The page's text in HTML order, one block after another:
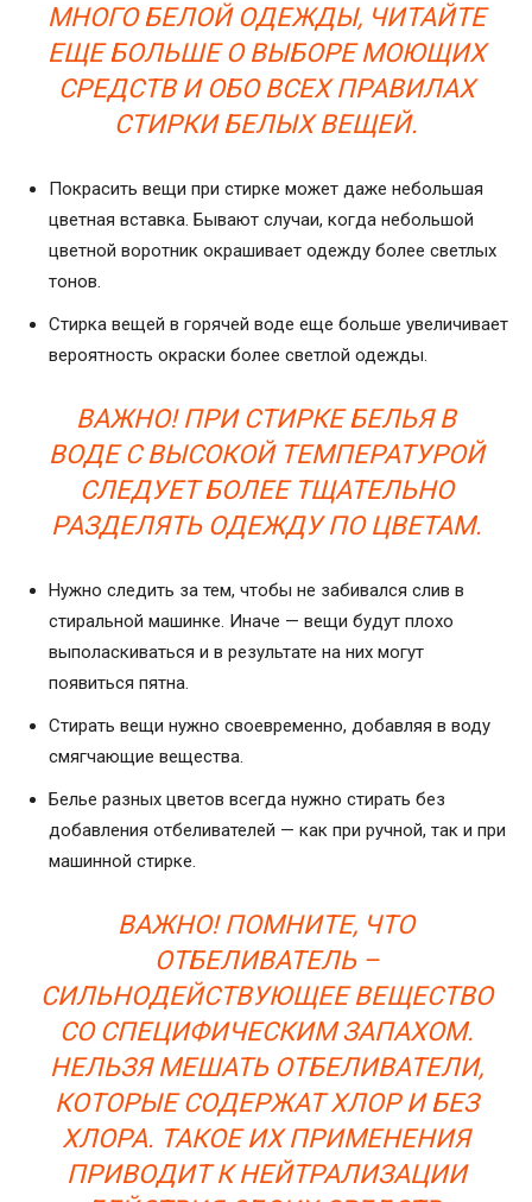
МНОГО БЕЛОЙ ОДЕЖДЫ, ЧИТАЙТЕ
ЕЩЕ БОЛЬШЕ О ВЫБОРЕ МОЮЩИХ
СРЕДСТВ И ОБО ВСЕХ ПРАВИЛАХ
СТИРКИ БЕЛЫХ ВЕЩЕЙ.
Покрасить вещи при стирке может даже небольшая
цветная вставка. Бывают случаи, когда небольшой
цветной воротник окрашивает одежду более светлых
тонов.
Стирка вещей в горячей воде еще больше увеличивает
вероятность окраски более светлой одежды.
ВАЖНО! ПРИ СТИРКЕ БЕЛЬЯ В
ВОДЕ С ВЫСОКОЙ ТЕМПЕРАТУРОЙ
СЛЕДУЕТ БОЛЕЕ ТЩАТЕЛЬНО
РАЗДЕЛЯТЬ ОДЕЖДУ ПО ЦВЕТАМ.
Нужно следить за тем, чтобы не забивался слив в
стиральной машинке. Иначе — вещи будут плохо
выполаскиваться и в результате на них могут
появиться пятна.
Стирать вещи нужно своевременно, добавляя в воду
смягчающие вещества.
Белье разных цветов всегда нужно стирать без
добавления отбеливателей — как при ручной, так и при
машинной стирке.
ВАЖНО! ПОМНИТЕ, ЧТО
ОТБЕЛИВАТЕЛЬ –
СИЛЬНОДЕЙСТВУЮЩЕЕ ВЕЩЕСТВО
СО СПЕЦИФИЧЕСКИМ ЗАПАХОМ.
НЕЛЬЗЯ МЕШАТЬ ОТБЕЛИВАТЕЛИ,
КОТОРЫЕ СОДЕРЖАТ ХЛОР И БЕЗ
ХЛОРА. ТАКОЕ ИХ ПРИМЕНЕНИЯ
ПРИВОДИТ К НЕЙТРАЛИЗАЦИИ